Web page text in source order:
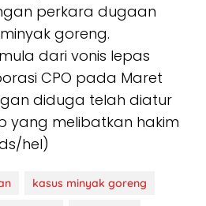
perkara dugaan
goreng.
dari vonis lepas
CPO pada Maret
diduga telah diatur
yang melibatkan hakim
hel)
kasus minyak goreng